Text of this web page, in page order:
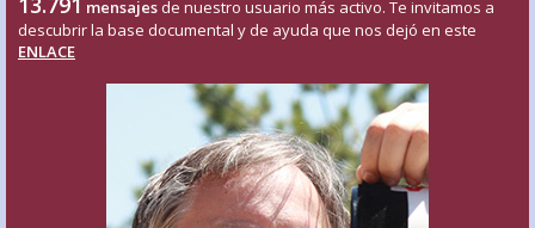
mensajes de nuestro usuario más activo. Te invitamos a
descubrir la base documental y de ayuda que nos dejó en este
ENLACE